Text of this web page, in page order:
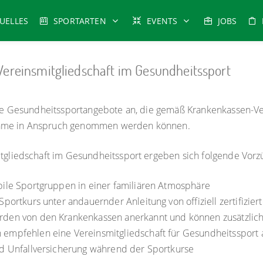
SPORTARTEN EVENTS JOBS
im Gesundheitssport
Gesundheitssportangebote an, die gemäß Krankenkassen-
in Anspruch genommen werden können.
im Gesundheitssport ergeben sich folgende
Sportgruppen in einer familiären Atmosphäre
unter andauernder Anleitung von offiziell
von den Krankenkassen anerkannt und können
empfehlen eine Vereinsmitgliedschaft für Gesundheitssport
Unfallversicherung während der Sportkurse